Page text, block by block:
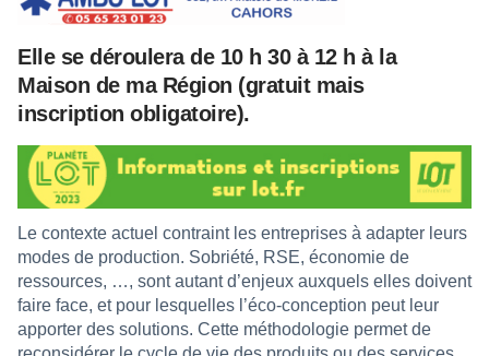
Elle se déroulera de 10 h 30 à 12 h à la
Maison de ma Région (gratuit mais
inscription obligatoire).
Le contexte actuel contraint les entreprises à adapter leurs
modes de production. Sobriété, RSE, économie de
ressources, …, sont autant d’enjeux auxquels elles doivent
faire face, et pour lesquelles l’éco-conception peut leur
apporter des solutions. Cette méthodologie permet de